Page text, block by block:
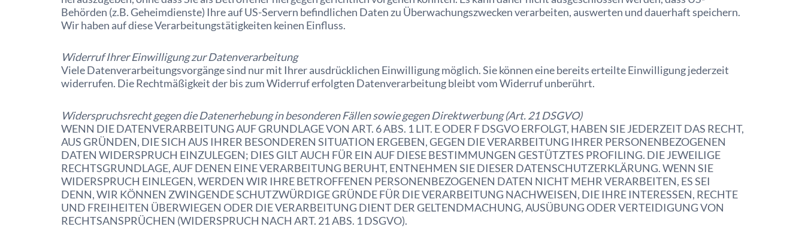
Behörden (z.B. Geheimdienste) Ihre auf US-Servern befindlichen Daten zu Überwachungszwecken verarbeiten, auswerten und dauerhaft speichern.
Wir haben auf diese Verarbeitungstätigkeiten keinen Einfluss.
Widerruf Ihrer Einwilligung zur Datenverarbeitung
Viele Datenverarbeitungsvorgänge sind nur mit Ihrer ausdrücklichen Einwilligung möglich. Sie können eine bereits erteilte Einwilligung jederzeit
widerrufen. Die Rechtmäßigkeit der bis zum Widerruf erfolgten Datenverarbeitung bleibt vom Widerruf unberührt.
Widerspruchsrecht gegen die Datenerhebung in besonderen Fällen sowie gegen Direktwerbung (Art. 21 DSGVO)
WENN DIE DATENVERARBEITUNG AUF GRUNDLAGE VON ART. 6 ABS. 1 LIT. E ODER F DSGVO ERFOLGT, HABEN SIE JEDERZEIT DAS RECHT,
AUS GRÜNDEN, DIE SICH AUS IHRER BESONDEREN SITUATION ERGEBEN, GEGEN DIE VERARBEITUNG IHRER PERSONENBEZOGENEN
DATEN WIDERSPRUCH EINZULEGEN; DIES GILT AUCH FÜR EIN AUF DIESE BESTIMMUNGEN GESTÜTZTES PROFILING. DIE JEWEILIGE
RECHTSGRUNDLAGE, AUF DENEN EINE VERARBEITUNG BERUHT, ENTNEHMEN SIE DIESER DATENSCHUTZERKLÄRUNG. WENN SIE
WIDERSPRUCH EINLEGEN, WERDEN WIR IHRE BETROFFENEN PERSONENBEZOGENEN DATEN NICHT MEHR VERARBEITEN, ES SEI
DENN, WIR KÖNNEN ZWINGENDE SCHUTZWÜRDIGE GRÜNDE FÜR DIE VERARBEITUNG NACHWEISEN, DIE IHRE INTERESSEN, RECHTE
UND FREIHEITEN ÜBERWIEGEN ODER DIE VERARBEITUNG DIENT DER GELTENDMACHUNG, AUSÜBUNG ODER VERTEIDIGUNG VON
RECHTSANSPRÜCHEN (WIDERSPRUCH NACH ART. 21 ABS. 1 DSGVO).